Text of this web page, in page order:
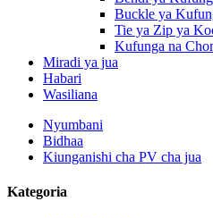
Buckle ya
Tie ya Zip ya
Kufunga na
Miradi ya jua
Habari
Wasiliana
Nyumbani
Bidhaa
Kiunganishi cha PV cha jua
Kategoria